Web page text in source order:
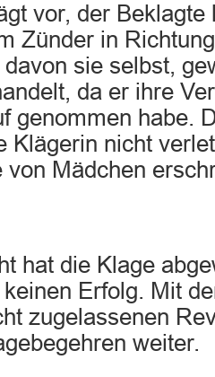
vor, der Beklagte
Zünder in
davon sie selbst,
da er ihre
genommen habe.
Klägerin nicht
von Mädchen
hat die Klage
keinen Erfolg. Mit
zugelassenen
weiter.